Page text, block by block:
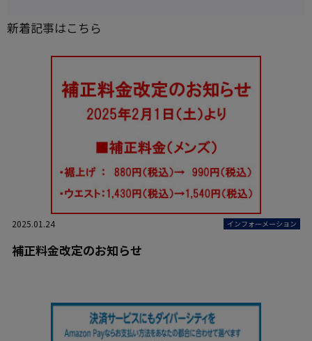
新着記事はこちら
2025.01.24 インフォーメーション
補正料金改定のお知らせ